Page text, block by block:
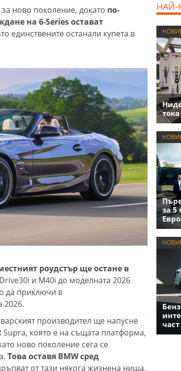
ново поколение, докато по-
на 6-Series остават
единствените останали купета в
роудстър ще остане в
и M40i до моделната 2026
да приключи в
2026.
производител ще напусне
Supra, която е на същата платформа,
ново поколение сега се
Това оставя BMW сред
от тази някога жизнена ниша,
НАЙ-
за 5
част